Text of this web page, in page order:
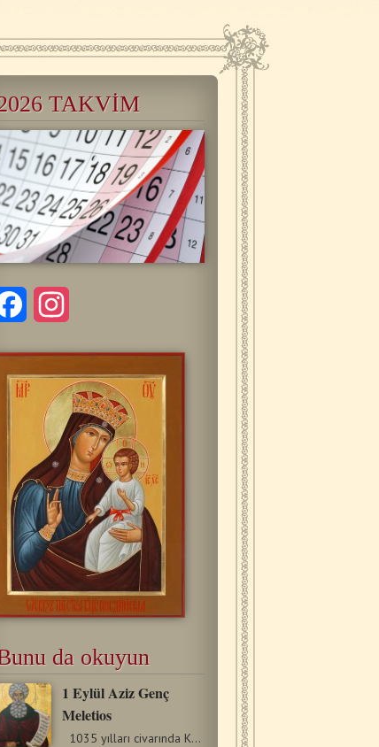
TAKVİM
Facebook
da okuyun
1 Eylül Aziz Genç
Meletios
1035 yılları civarında Kapadokya’da doğdu. Konstantinopolis’te…